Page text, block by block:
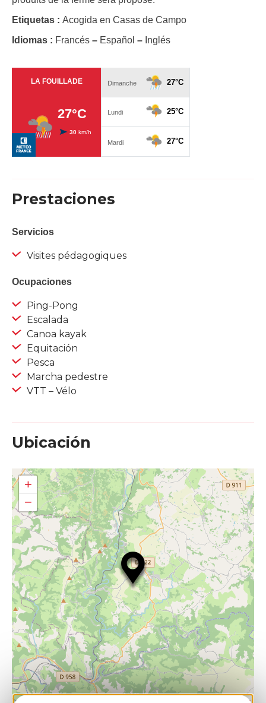
Etiquetas : Acogida en Casas de Campo
Idiomas : Francés – Español – Inglés
Prestaciones
Servicios
Visites pédagogiques
Ocupaciones
Ping-Pong
Escalada
Canoa kayak
Equitación
Pesca
Marcha pedestre
VTT – Vélo
Ubicación
+
−
OpenStreetMap contributors